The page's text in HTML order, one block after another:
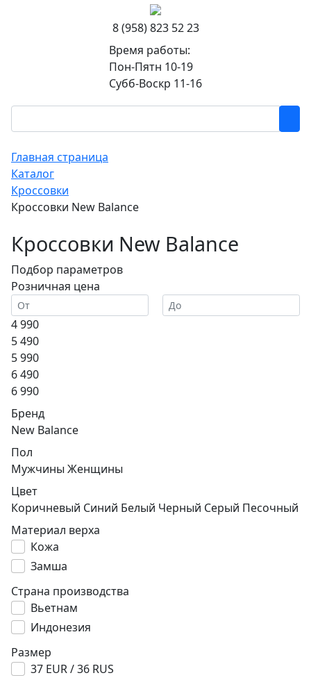
8 (958) 823 52 23
Время работы:
Пон-Пятн 10-19
Субб-Воскр 11-16
Главная страница
Каталог
Кроссовки
Кроссовки New Balance
Кроссовки New Balance
Подбор параметров
Розничная цена
4 990
5 490
5 990
6 490
6 990
Бренд
New Balance
Пол
Мужчины Женщины
Цвет
Коричневый Синий Белый Черный Серый Песочный
Материал верха
Кожа
Замша
Страна производства
Вьетнам
Индонезия
Размер
37 EUR / 36 RUS